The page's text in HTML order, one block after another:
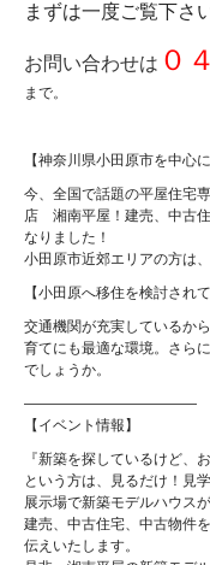
まずは一度ご覧下さ
お問い合わせは ０
まで。
【神奈川県小田原市を中心
今、全国で話題の平屋住宅
店 湘南平屋！建売、中古
なりました！
小田原市近郊エリアの方は
【小田原へ移住を検討され
交通機関が充実しているか
育てにも最適な環境。さら
でしょうか。
————————————
【イベント情報】
『新築を探しているけど、
という方は、見るだけ！見
展示場で新築モデルハウス
建売、中古住宅、中古物件
伝えいたします。